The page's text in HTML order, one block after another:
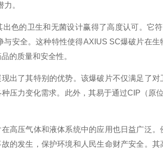
。
的卫生和无菌设计赢得了高度认可。它
安全。这种特性使得AXIUS SC爆破片在
的质量和安全性。
了其特别的优势。该爆破片不仅满足了对
压力变化需求。此外，其易于通过CIP（原
压气体和液体系统中的应用也日益广泛。
的发生，保护环境和人民生命财产安全。其